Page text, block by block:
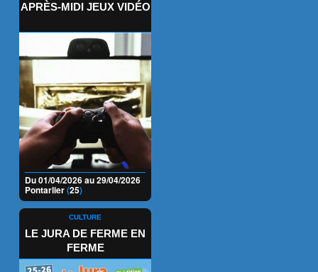
APRÈS-MIDI JEUX VIDÉO
Du 01/04/2026 au 29/04/2026
Pontarlier(25)
CULTURE
LE JURA DE FERME EN
FERME